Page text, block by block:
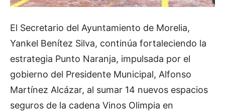
El Secretario del Ayuntamiento de Morelia,
Yankel Benítez Silva, continúa fortaleciendo la
estrategia Punto Naranja, impulsada por el
gobierno del Presidente Municipal, Alfonso
Martínez Alcázar, al sumar 14 nuevos espacios
seguros de la cadena Vinos Olimpia en